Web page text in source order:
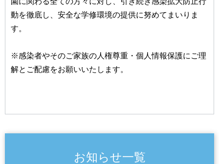
動を徹底し、安全な学修環境の提供に努めてまいりま
す。
※感染者やそのご家族の人権尊重・個人情報保護にご理
解とご配慮をお願いいたします。
お知らせ一覧